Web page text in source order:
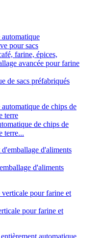
de sacs préfabriqués
de chips de
terre...
d'aliments
pour farine et